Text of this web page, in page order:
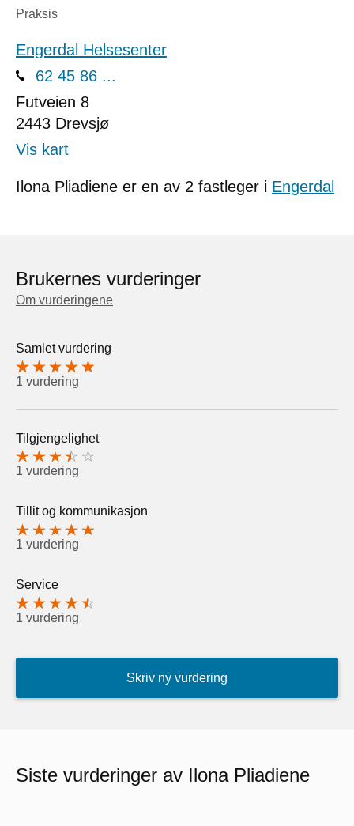
Praksis
Engerdal Helsesenter
62 45 86 ...
Futveien 8
2443 Drevsjø
Vis kart
Ilona Pliadiene er en av 2 fastleger i Engerdal
Brukernes vurderinger
Om vurderingene
Samlet vurdering
1 vurdering
Tilgjengelighet
1 vurdering
Tillit og kommunikasjon
1 vurdering
Service
1 vurdering
Skriv ny vurdering
Siste vurderinger av Ilona Pliadiene